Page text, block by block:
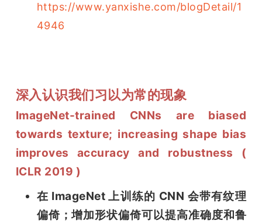
https://www.yanxishe.com/blogDetail/1
4946
深入认识我们习以为常的现象
ImageNet-trained CNNs are biased
towards texture; increasing shape bias
improves accuracy and robustness (
ICLR 2019 )
在 ImageNet 上训练的 CNN 会带有纹理
偏倚；增加形状偏倚可以提高准确度和鲁